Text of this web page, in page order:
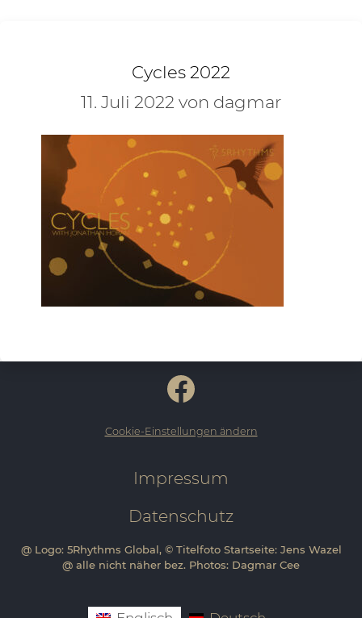
Cycles 2022
11. Juli 2022 von dagmar
Cookie-Einstellungen ändern
Impressum
Datenschutz
@ Logo: 5Rhythms Global, © Titelfoto Startseite: Jens Wazel
@ alle nicht näher bez. Photos: Dagmar Cee